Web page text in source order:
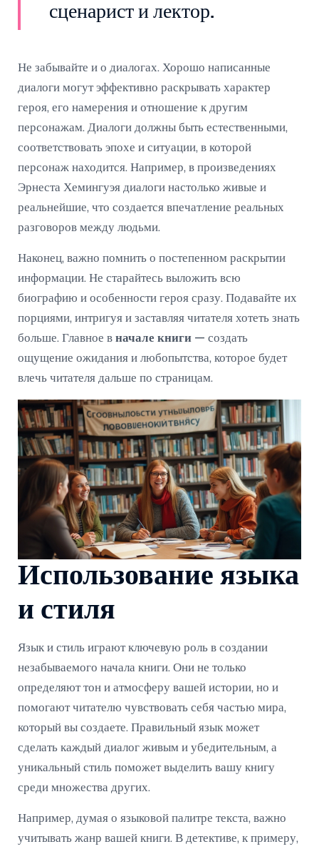
сценарист и лектор.
Не забывайте и о диалогах. Хорошо написанные
диалоги могут эффективно раскрывать характер
героя, его намерения и отношение к другим
персонажам. Диалоги должны быть естественными,
соответствовать эпохе и ситуации, в которой
персонаж находится. Например, в произведениях
Эрнеста Хемингуэя диалоги настолько живые и
реальнейшие, что создается впечатление реальных
разговоров между людьми.
Наконец, важно помнить о постепенном раскрытии
информации. Не старайтесь выложить всю
биографию и особенности героя сразу. Подавайте их
порциями, интригуя и заставляя читателя хотеть знать
больше. Главное в начале книги — создать
ощущение ожидания и любопытства, которое будет
влечь читателя дальше по страницам.
Использование языка
и стиля
Язык и стиль играют ключевую роль в создании
незабываемого начала книги. Они не только
определяют тон и атмосферу вашей истории, но и
помогают читателю чувствовать себя частью мира,
который вы создаете. Правильный язык может
сделать каждый диалог живым и убедительным, а
уникальный стиль поможет выделить вашу книгу
среди множества других.
Например, думая о языковой палитре текста, важно
учитывать жанр вашей книги. В детективе, к примеру,